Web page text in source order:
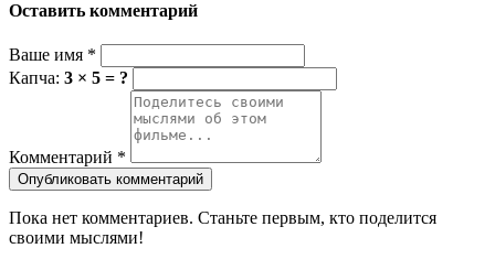
Оставить комментарий
Ваше имя *
Капча: 3 × 5 = ?
Комментарий *
Опубликовать комментарий
Пока нет комментариев. Станьте первым, кто поделится
своими мыслями!